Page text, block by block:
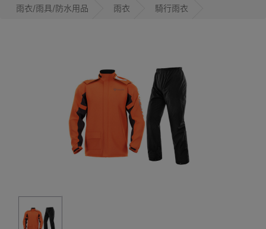
雨衣/雨具/防水用品 雨衣 騎行雨衣